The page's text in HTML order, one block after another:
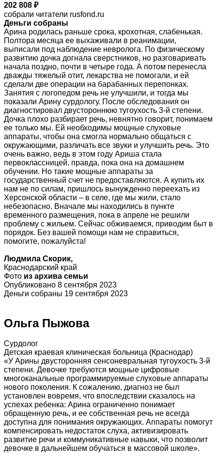
202 808 ₽
собрали читатели rusfond.ru
Деньги собраны
Арина родилась раньше срока, крохотная, слабенькая.
Полтора месяца ее выхаживали в реанимации,
выписали под наблюдение невролога. По физическому
развитию дочка догнала сверстников, но разговаривать
начала поздно, почти в четыре года. А потом перенесла
дважды тяжелый отит, лекарства не помогали, и ей
сделали две операции на барабанных перепонках.
Занятия с логопедом речь не улучшили, и тогда мы
показали Арину сурдологу. После обследования он
диагностировал двустороннюю тугоухость 3-й степени.
Дочка плохо разбирает речь, невнятно говорит, понимаем
ее только мы. Ей необходимы мощные слуховые
аппараты, чтобы она смогла нормально общаться с
окружающими, различать все звуки и улучшить речь. Это
очень важно, ведь в этом году Ариша стала
первоклассницей, правда, пока она на домашнем
обучении. Но такие мощные аппараты за
государственный счет не предоставляются. А купить их
нам не по силам, пришлось вынужденно переехать из
Херсонской области – в селе, где мы жили, стало
небезопасно. Вначале мы находились в пункте
временного размещения, пока в апреле не решили
проблему с жильем. Сейчас обживаемся, приводим быт в
порядок. Без вашей помощи нам не справиться,
помогите, пожалуйста!
Людмила Скорик,
Краснодарский край
Фото из архива семьи
Опубликовано 8 сентября 2023
Деньги собраны 19 сентября 2023
Ольга Пыжова
Сурдолог
Детская краевая клиническая больница (Краснодар)
«У Арины двусторонняя сенсоневральная тугоухость 3-й
степени. Девочке требуются мощные цифровые
многоканальные программируемые слуховые аппараты
нового поколения. К сожалению, диагноз не был
установлен вовремя, что впоследствии сказалось на
успехах ребенка: Арина ограниченно понимает
обращенную речь, и ее собственная речь не всегда
доступна для понимания окружающих. Аппараты помогут
компенсировать недостаток слуха, активизировать
развитие речи и коммуникативные навыки, что позволит
девочке в дальнейшем обучаться в массовой школе».